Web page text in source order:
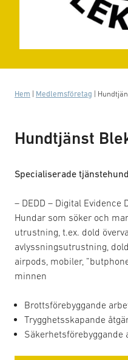
Hem Medlemsföretag
Hundtjänst
Specialiserade
– DEDD – Digital Evidence
Hundar som söker och
utrustning, t.ex. dold
avlyssningsutrustning,
airpods, mobiler,
minnen
Brottsförebyggande
Trygghetsskapande
Säkerhetsförebyggande